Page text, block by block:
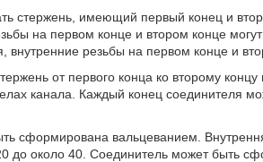
стержень, имеющий первый конец и
на первом конце и втором конце
внутренние резьбы на первом конце и
от первого конца ко второму
канала. Каждый конец соединителя
сформирована вальцеванием.
до около 40. Соединитель может быть